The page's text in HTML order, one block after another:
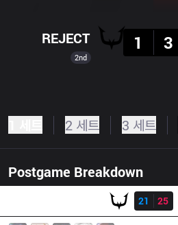
2nd
REJECT
1
3
2 세트 3 세트
Postgame Breakdown
21
25